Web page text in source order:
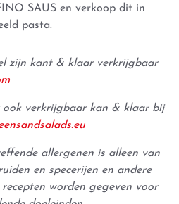
SAUS en verkoop dit in
pasta.
zijn kant & klaar verkrijgbaar
ook verkrijgbaar kan & klaar bij
allergenen is alleen van
en specerijen en andere
worden gegeven voor